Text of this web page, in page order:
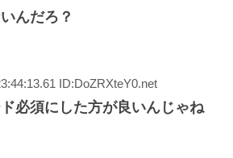
んだろ？
ID:DoZRXteY0.net
必須にした方が良いんじゃね